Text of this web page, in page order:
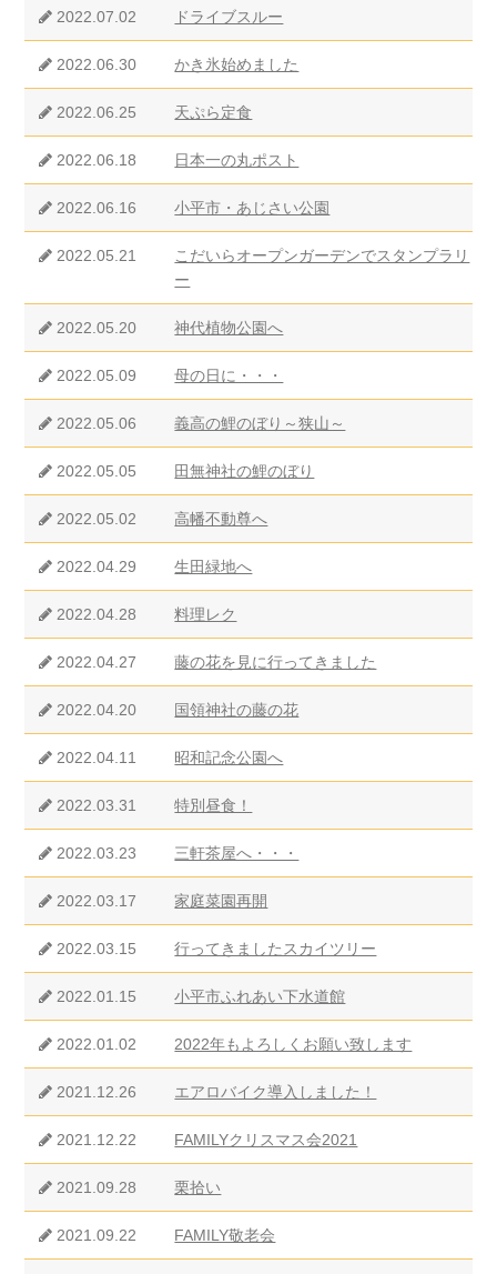
2022.07.02 ドライブスルー
2022.06.30 かき氷始めました
2022.06.25 天ぷら定食
2022.06.18 日本一の丸ポスト
2022.06.16 小平市・あじさい公園
2022.05.21
こだいらオープンガーデンでスタンプラリ
ー
2022.05.20 神代植物公園へ
2022.05.09 母の日に・・・
2022.05.06 義高の鯉のぼり～狭山～
2022.05.05 田無神社の鯉のぼり
2022.05.02 高幡不動尊へ
2022.04.29 生田緑地へ
2022.04.28 料理レク
2022.04.27 藤の花を見に行ってきました
2022.04.20 国領神社の藤の花
2022.04.11 昭和記念公園へ
2022.03.31 特別昼食！
2022.03.23 三軒茶屋へ・・・
2022.03.17 家庭菜園再開
2022.03.15 行ってきましたスカイツリー
2022.01.15 小平市ふれあい下水道館
2022.01.02 2022年もよろしくお願い致します
2021.12.26 エアロバイク導入しました！
2021.12.22 FAMILYクリスマス会2021
2021.09.28 栗拾い
2021.09.22 FAMILY敬老会